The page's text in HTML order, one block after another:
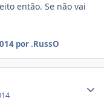
então. Se não vai
por .RussO